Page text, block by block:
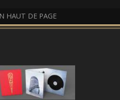
HAUT DE PAGE